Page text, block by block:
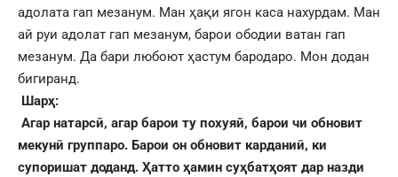
адолата гап мезанум. Ман ҳақи ягон каса нахурдам. Ман
ай руи адолат гап мезанум, барои ободии ватан гап
мезанум. Да бари любоют ҳастум бародаро. Мон додан
бигиранд.
Шарҳ:
Агар натарсӣ, агар барои ту похуяй, барои чи обновит
мекунӣ группаро. Барои он обновит карданиӣ, ки
супоришат доданд. Ҳатто ҳамин суҳбатҳоят дар назди